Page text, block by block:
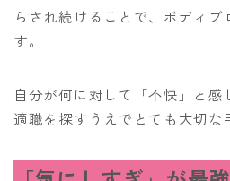
らされ続けることで、ボディブ
す。
自分が何に対して「不快」と感
適職を探すうえでとても大切な